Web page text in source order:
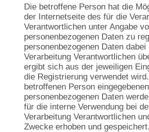
Die betroffene Person hat die
der Internetseite des für die
Verantwortlichen unter Angabe
personenbezogenen Daten zu
personenbezogenen Daten
Verarbeitung Verantwortlichen
ergibt sich aus der jeweiligen
die Registrierung verwendet
betroffenen Person eingegebenen
personenbezogenen Daten
für die interne Verwendung bei
Verarbeitung Verantwortlichen
Zwecke erhoben und